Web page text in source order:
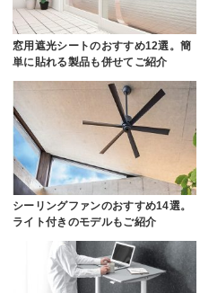
窓用遮光シートのおすすめ12選。簡
単に貼れる製品も併せてご紹介
シーリングファンのおすすめ14選。
ライト付きのモデルもご紹介